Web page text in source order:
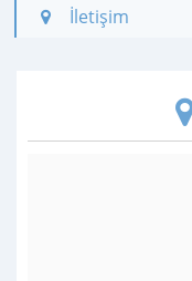
İletişim